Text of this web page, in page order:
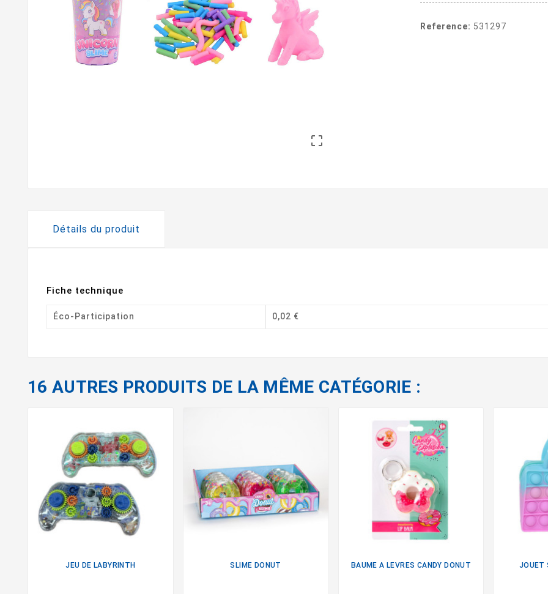

Reference: 531297
Détails du produit
Fiche technique
Éco-Participation 0,02 €
16 AUTRES PRODUITS DE LA MÊME CATÉGORIE :
JEU DE LABYRINTH SLIME DONUT BAUME A LEVRES CANDY DONUT JOUET